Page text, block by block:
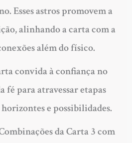
Esses astros promovem a
alinhando a carta com a
além do físico.
convida à confiança no
fé para atravessar etapas
e possibilidades.
da Carta 3 com